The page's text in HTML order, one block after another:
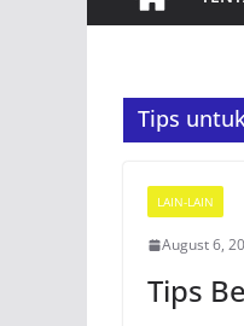
Tips
LAIN-LAIN
August 6,
Tips